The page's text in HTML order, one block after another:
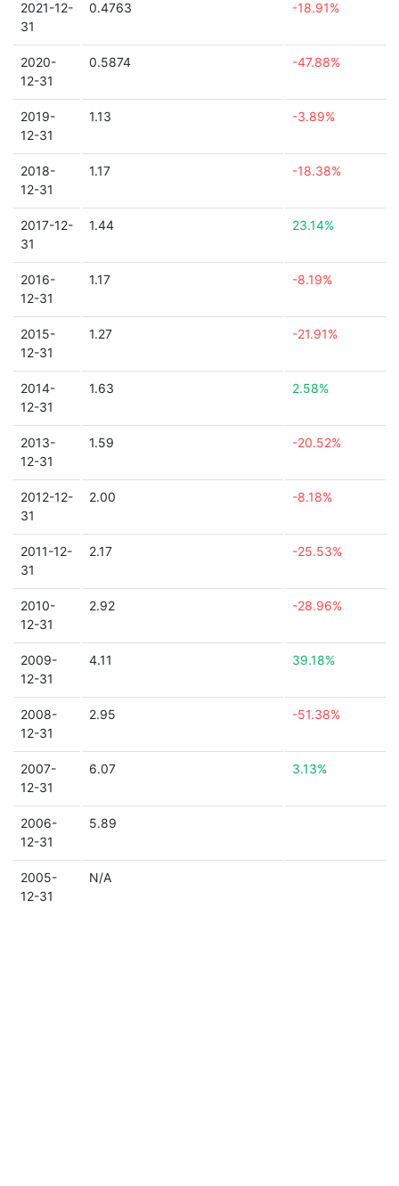
2021-12-
31
0.4763 -18.91%
2020-
12-31
0.5874 -47.88%
2019-
12-31
1.13 -3.89%
2018-
12-31
1.17 -18.38%
2017-12-
31
1.44 23.14%
2016-
12-31
1.17 -8.19%
2015-
12-31
1.27 -21.91%
2014-
12-31
1.63 2.58%
2013-
12-31
1.59 -20.52%
2012-12-
31
2.00 -8.18%
2011-12-
31
2.17 -25.53%
2010-
12-31
2.92 -28.96%
2009-
12-31
4.11 39.18%
2008-
12-31
2.95 -51.38%
2007-
12-31
6.07 3.13%
2006-
12-31
5.89
2005-
12-31
N/A